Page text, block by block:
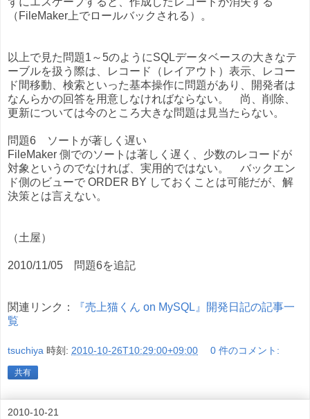
（FileMaker上でロールバックされる）。
以上で見た問題1～5のようにSQLデータベースの大きなテ
ーブルを扱う際は、レコード（レイアウト）表示、レコー
ド間移動、検索といった基本操作に問題があり、開発者は
なんらかの回答を用意しなければならない。 尚、削除、
更新については今のところ大きな問題は見当たらない。
問題6 ソートが著しく遅い
FileMaker 側でのソートは著しく遅く、少数のレコードが
対象というのでなければ、実用的ではない。 バックエン
ド側のビューで ORDER BY しておくことは可能だが、解
決策とは言えない。
（土屋）
2010/11/05 問題6を追記
関連リンク：
『売上猫くん on MySQL』開発日記の記事一
覧
tsuchiya 時刻: 2010-10-26T10:29:00+09:00 0 件のコメント:
共有
2010-10-21